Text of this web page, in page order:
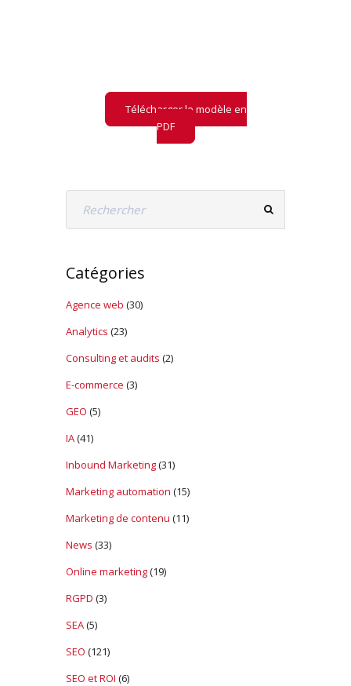
Télécharger le modèle en
PDF
Catégories
Agence web (30)
Analytics (23)
Consulting et audits (2)
E-commerce (3)
GEO (5)
IA(41)
Inbound Marketing(31)
Marketing automation (15)
Marketing de contenu (11)
News (33)
Online marketing(19)
RGPD (3)
SEA(5)
SEO (121)
SEO et ROI (6)